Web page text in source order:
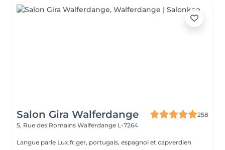
Salon Gira Walferdange
258
5, Rue des Romains Walferdange L-7264
Langue parle Lux,fr,ger, portugais, espagnol et capverdien